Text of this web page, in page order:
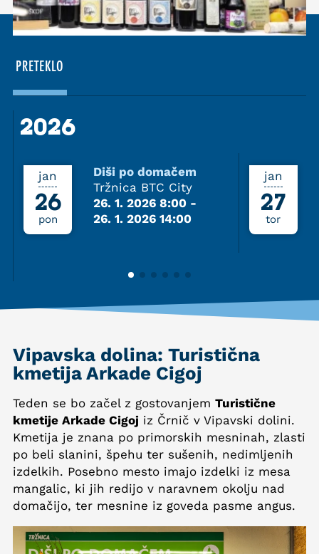
PRETEKLO
2026
2026
jan
26
pon
Diši po domačem
Tržnica BTC City
26. 1. 2026 8:00 -
26. 1. 2026 14:00
jan
27
tor
Vipavska dolina: Turistična
kmetija Arkade Cigoj
Teden se bo začel z gostovanjem Turistične
kmetije Arkade Cigoj iz Črnič v Vipavski dolini.
Kmetija je znana po primorskih mesninah, zlasti
po beli slanini, špehu ter sušenih, nedimljenih
izdelkih. Posebno mesto imajo izdelki iz mesa
mangalic, ki jih redijo v naravnem okolju nad
domačijo, ter mesnine iz goveda pasme angus.